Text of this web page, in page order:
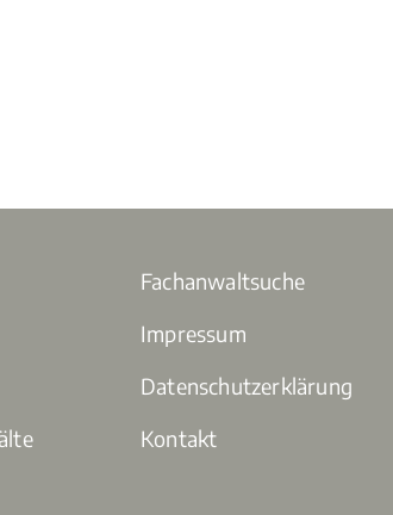
Fachanwaltsuche
Impressum
Datenschutzerklärung
Kontakt